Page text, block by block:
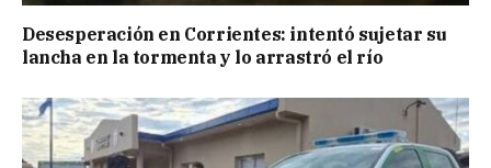
Desesperación en Corrientes: intentó sujetar su
lancha en la tormenta y lo arrastró el río